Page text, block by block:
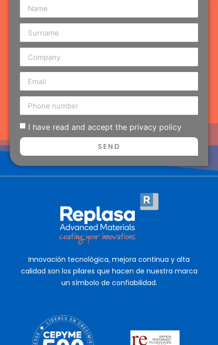
I have read and accept the privacy policy
SEND
Innovación tecnológica, mejora continua y alta
calidad son los pilares que hacen de nuestra marca
un símbolo de confiabilidad.